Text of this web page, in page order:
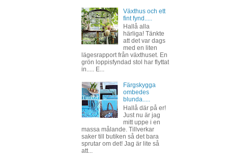
Växthus och ett
fint fynd.....
Hallå alla
härliga! Tänkte
att det var dags
med en liten
lägesrapport från växthuset. En
grön loppisfyndad stol har flyttat
in..... E...
Färgskygga
ombedes
blunda.....
Hallå där på er!
Just nu är jag
mitt uppe i en
massa målande. Tillverkar
saker till butiken så det bara
sprutar om det! Jag är lite så
att...